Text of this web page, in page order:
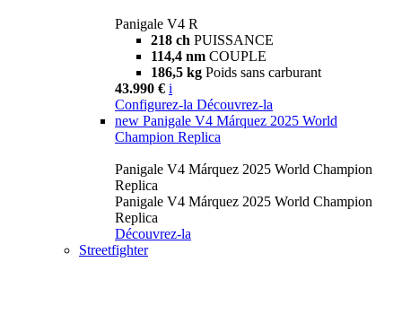
Panigale V4 R
218 ch PUISSANCE
114,4 nm COUPLE
186,5 kg Poids sans carburant
43.990 € i
Configurez-la Découvrez-la
new Panigale V4 Márquez 2025 World
Champion Replica
Panigale V4 Márquez 2025 World Champion
Replica
Panigale V4 Márquez 2025 World Champion
Replica
Découvrez-la
Streetfighter